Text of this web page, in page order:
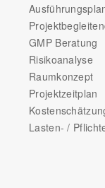
GMP Beratung
Risikoanalyse
Raumkonzept
Projektzeitplan
Lasten- /